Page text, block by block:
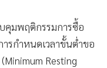
คุมพฤติกรรมการซื้อ
ารกำหนดเวลาขั้นต่ำขอ
Resting